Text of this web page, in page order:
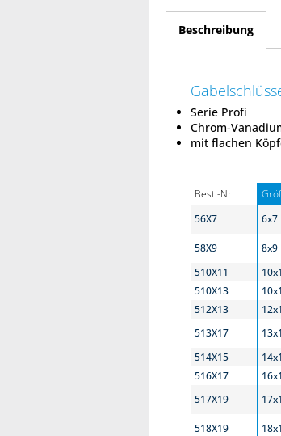
Beschreibung
Serie Profi
Chrom-
mit flachen
Best.-Nr.
56X7
6x7
58X9 8x9
510X11
510X13
512X13
513X17
514X15
516X17
517X19
518X19